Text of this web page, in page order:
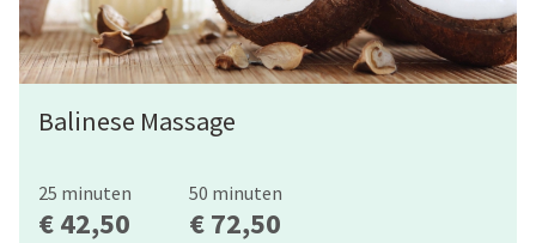
Balinese Massage
25 minuten
€ 42,50
50 minuten
€ 72,50